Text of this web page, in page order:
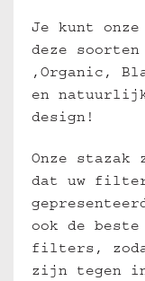
Je kunt
deze
,Organic,
en
design!
Onze
dat uw
ook de
filters,
zijn tegen